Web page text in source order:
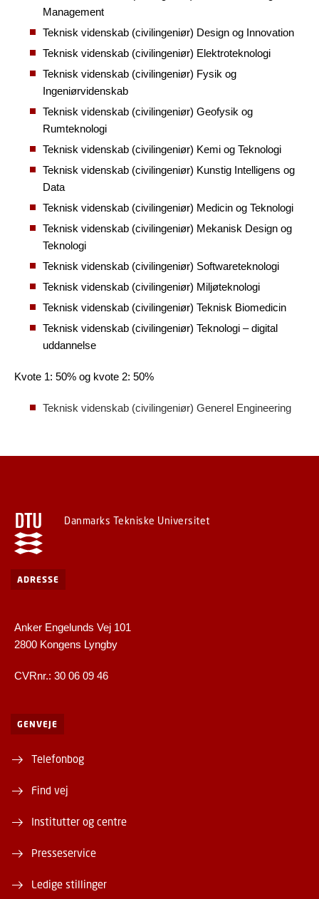
Management
Teknisk videnskab (civilingeniør) Design og Innovation
Teknisk videnskab (civilingeniør) Elektroteknologi
Teknisk videnskab (civilingeniør) Fysik og
Ingeniørvidenskab
Teknisk videnskab (civilingeniør) Geofysik og
Rumteknologi
Teknisk videnskab (civilingeniør) Kemi og Teknologi
Teknisk videnskab (civilingeniør) Kunstig Intelligens og
Data
Teknisk videnskab (civilingeniør) Medicin og Teknologi
Teknisk videnskab (civilingeniør) Mekanisk Design og
Teknologi
Teknisk videnskab (civilingeniør) Softwareteknologi
Teknisk videnskab (civilingeniør) Miljøteknologi
Teknisk videnskab (civilingeniør) Teknisk Biomedicin
Teknisk videnskab (civilingeniør) Teknologi – digital
uddannelse
Kvote 1: 50% og kvote 2: 50%
Teknisk videnskab (civilingeniør) Generel Engineering
Danmarks Tekniske Universitet
ADRESSE
Anker Engelunds Vej 101
2800 Kongens Lyngby
CVRnr.: 30 06 09 46
GENVEJE
Telefonbog
Find vej
Institutter og centre
Presseservice
Ledige stillinger